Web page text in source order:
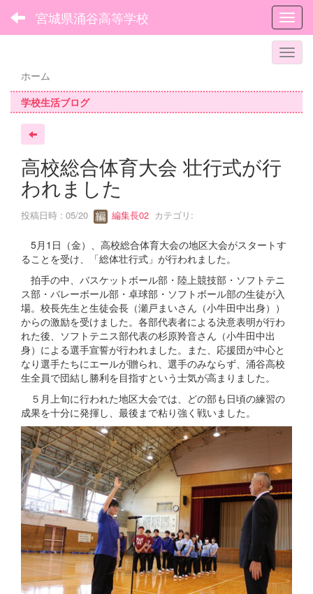
宮城県涌谷高等学校
ホーム
学校生活ブログ
高校総合体育大会 壮行式が行
われました
投稿日時 : 05/20 編集長02 カテゴリ:
5月1日（金）、高校総合体育大会の地区大会がスタートす
ることを受け、「総体壮行式」が行われました。
拍手の中、バスケットボール部・陸上競技部・ソフトテニ
ス部・バレーボール部・卓球部・ソフトボール部の生徒が入
場。校長先生と生徒会長（瀬戸まいさん（小牛田中出身））
からの激励を受けました。各部代表者による決意表明が行わ
れた後、ソフトテニス部代表の杉原羚音さん（小牛田中出
身）による選手宣誓が行われました。また、応援団が中心と
なり選手たちにエールが贈られ、選手のみならず、涌谷高校
生全員で団結し勝利を目指すという士気が高まりました。
５月上旬に行われた地区大会では、どの部も日頃の練習の
成果を十分に発揮し、最後まで粘り強く戦いました。